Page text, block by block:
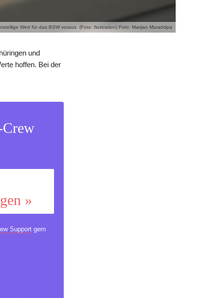
Wert für das BSW voraus. (Foto: Ilustration) Foto: Marijan Murat/dpa
und
hoffen. Bei der
»
Supportgern